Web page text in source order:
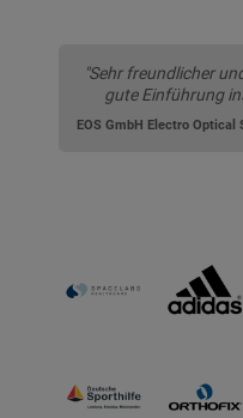
"Sehr freundlicher
gute Einführung
EOS GmbH Electro Optical